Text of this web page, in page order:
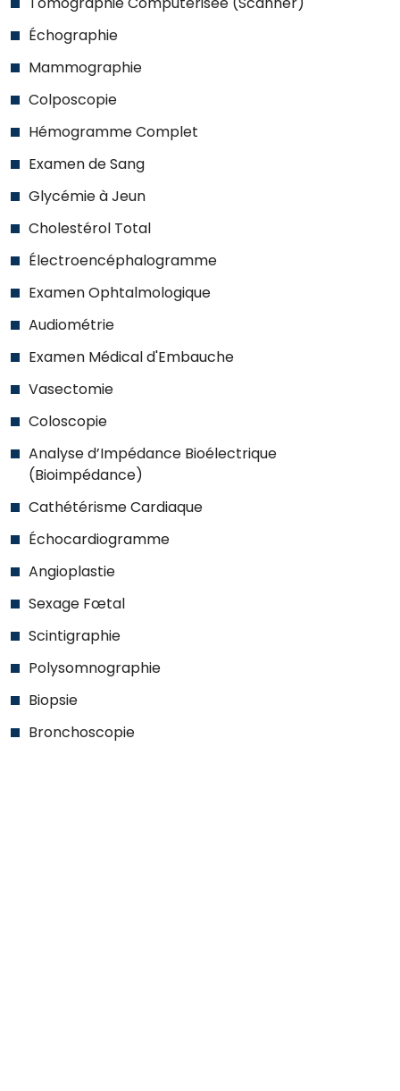
Échographie
Mammographie
Colposcopie
Hémogramme Complet
Examen de Sang
Glycémie à Jeun
Cholestérol Total
Électroencéphalogramme
Examen Ophtalmologique
Audiométrie
Examen Médical d'Embauche
Vasectomie
Coloscopie
Analyse d’Impédance Bioélectrique
(Bioimpédance)
Cathétérisme Cardiaque
Échocardiogramme
Angioplastie
Sexage Fœtal
Scintigraphie
Polysomnographie
Biopsie
Bronchoscopie